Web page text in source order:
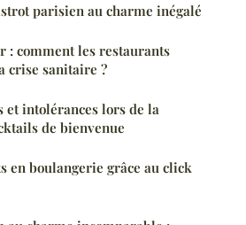
parisien au charme inégalé
: comment les restaurants
crise sanitaire ?
et intolérances lors de la
de bienvenue
en boulangerie grâce au click